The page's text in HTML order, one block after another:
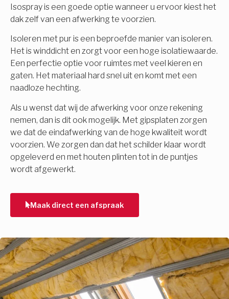
Isospray is een goede optie wanneer u ervoor kiest het
dak zelf van een afwerking te voorzien.
Isoleren met pur is een beproefde manier van isoleren.
Het is winddicht en zorgt voor een hoge isolatiewaarde.
Een perfectie optie voor ruimtes met veel kieren en
gaten. Het materiaal hard snel uit en komt met een
naadloze hechting.
Als u wenst dat wij de afwerking voor onze rekening
nemen, dan is dit ook mogelijk. Met gipsplaten zorgen
we dat de eindafwerking van de hoge kwaliteit wordt
voorzien. We zorgen dan dat het schilder klaar wordt
opgeleverd en met houten plinten tot in de puntjes
wordt afgewerkt.
Maak direct een afspraak